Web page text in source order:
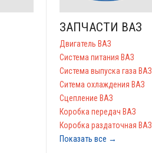
ЗАПЧАСТИ ВАЗ
Двигатель ВАЗ
Система питания ВАЗ
Система выпуска газа ВАЗ
Ситема охлаждения ВАЗ
Сцепление ВАЗ
Коробка передач ВАЗ
Коробка раздаточная ВАЗ
Показать все →